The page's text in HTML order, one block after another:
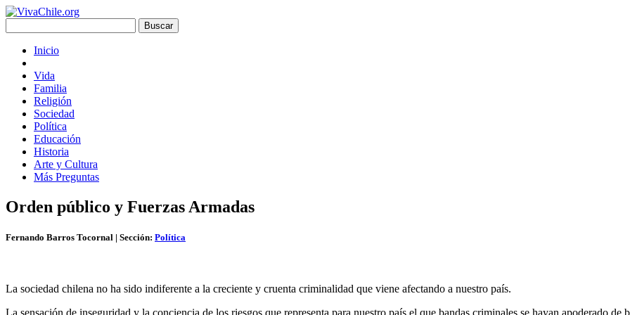
Inicio
Vida
Familia
Religión
Sociedad
Política
Educación
Historia
Arte y Cultura
Más Preguntas
Orden público y Fuerzas Armadas
Fernando Barros Tocornal | Sección: Política
La sociedad chilena no ha sido indiferente a la creciente y cruenta criminalidad que viene afectando a nuestro país.